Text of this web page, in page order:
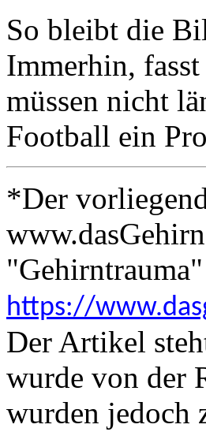
So bleibt die
Immerhin,
müssen nicht
Football ein
*Der
https://
Der Artikel
wurde von der
wurden jedoch